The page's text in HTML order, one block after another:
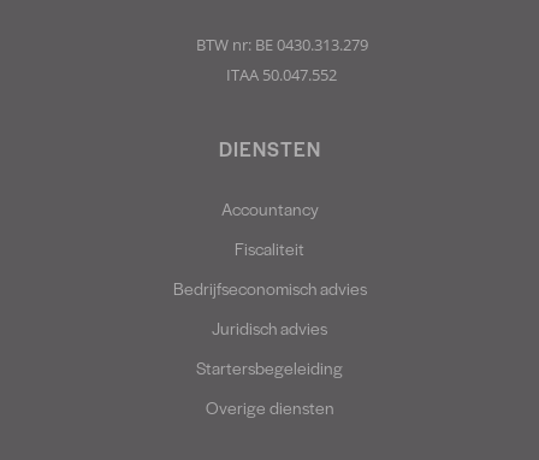
DIENSTEN
Accountancy
Fiscaliteit
Bedrijfseconomisch advies
Juridisch advies
Startersbegeleiding
Overige diensten
BTW nr: BE 0430.313.279
ITAA 50.047.552